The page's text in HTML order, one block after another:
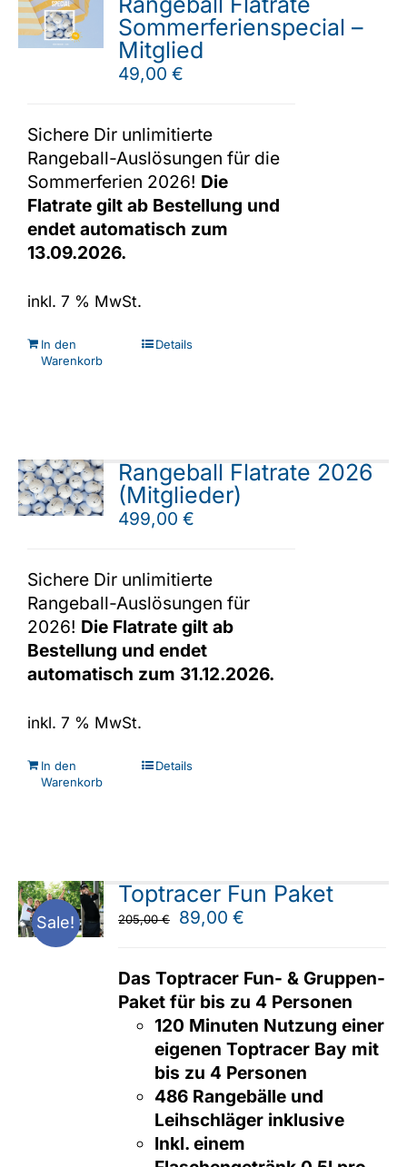
Sommerferienspecial –
Mitglied
49,00€
Sichere Dir unlimitierte
Rangeball-Auslösungen für die
Sommerferien 2026! Die
Flatrate gilt ab Bestellung und
endet automatisch zum
13.09.2026.
inkl. 7 % MwSt.
In den
Warenkorb
Details
Rangeball Flatrate 2026
(Mitglieder)
499,00€
Sichere Dir unlimitierte
Rangeball-Auslösungen für
2026! Die Flatrate gilt ab
Bestellung und endet
automatisch zum 31.12.2026.
inkl. 7 % MwSt.
In den
Warenkorb
Details
Sale!
Toptracer Fun Paket
205,00€
Ursprünglicher
205,00 €
89,00€
89,00 €.
Das Toptracer Fun- & Gruppen-
Paket für bis zu 4 Personen
120 Minuten Nutzung einer
eigenen Toptracer Bay mit
bis zu 4 Personen
486 Rangebälle und
Leihschläger inklusive
Inkl. einem